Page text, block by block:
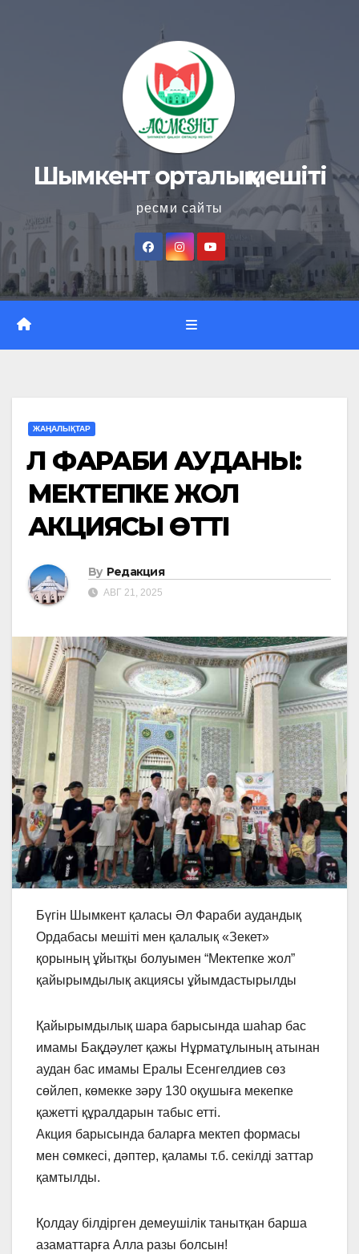
Шымкент орталық мешіті
ресми сайты
ЖАҢАЛЫҚТАР
ӘЛ ФАРАБИ АУДАНЫ:
МЕКТЕПКЕ ЖОЛ
АКЦИЯСЫ ӨТТІ
By Редакция
АВГ 21, 2025
Бүгін Шымкент қаласы Әл Фараби аудандық
Ордабасы мешіті мен қалалық «Зекет»
қорының ұйытқы болуымен “Мектепке жол”
қайырымдылық акциясы ұйымдастырылды
Қайырымдылық шара барысында шаһар бас
имамы Бақдәулет қажы Нұрматұлының атынан
аудан бас имамы Ералы Есенгелдиев сөз
сөйлеп, көмекке зәру 130 оқушыға мекепке
қажетті құралдарын табыс етті.
Акция барысында баларға мектеп формасы
мен сөмкесі, дәптер, қаламы т.б. секілді заттар
қамтылды.
Қолдау білдірген демеушілік танытқан барша
азаматтарға Алла разы болсын!